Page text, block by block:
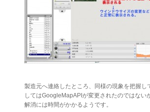
製造元へ連絡したところ、同様の現象を把握し
してはGoogleMapAPIが変更されたのではない
解消には時間がかかるようです。